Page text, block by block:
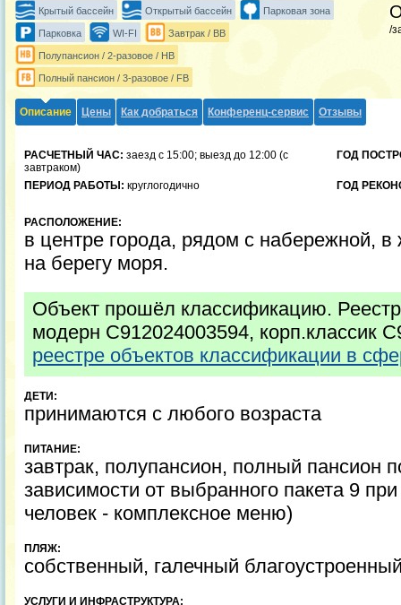
Крытый бассейн Открытый бассейн Парковая зона
Парковка WI-FI Завтрак / BB
Полупансион / 2-разовое / HB
Полный пансион / 3-разовое / FB
/
Описание Цены Как добраться Конференц-сервис Отзывы
РАСЧЕТНЫЙ ЧАС: заезд с 15:00; выезд до 12:00 (с
завтраком)
ГОД
ПЕРИОД РАБОТЫ: круглогодично ГОД
РАСПОЛОЖЕНИЕ:
в центре города, рядом с набережной, в
на берегу моря.
Объект прошёл классификацию.
модерн С912024003594, корп.классик
реестре объектов классификации в
ДЕТИ:
принимаются с любого возраста
ПИТАНИЕ:
завтрак, полупансион, полный пансион
зависимости от выбранного пакета 9
человек - комплексное меню)
ПЛЯЖ:
собственный, галечный
УСЛУГИ И ИНФРАСТРУКТУРА: